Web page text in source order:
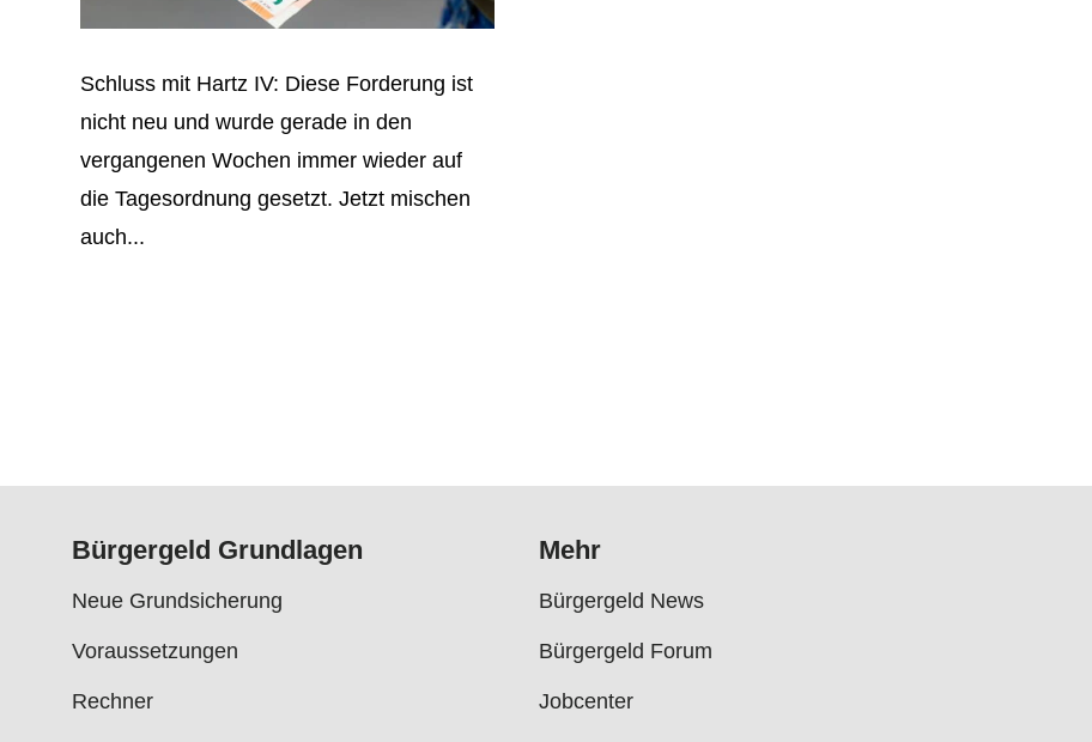
Schluss mit Hartz IV: Diese Forderung ist
nicht neu und wurde gerade in den
vergangenen Wochen immer wieder auf
die Tagesordnung gesetzt. Jetzt mischen
auch...
Bürgergeld Grundlagen
Neue Grundsicherung
Voraussetzungen
Rechner
Mehr
Bürgergeld News
Bürgergeld Forum
Jobcenter